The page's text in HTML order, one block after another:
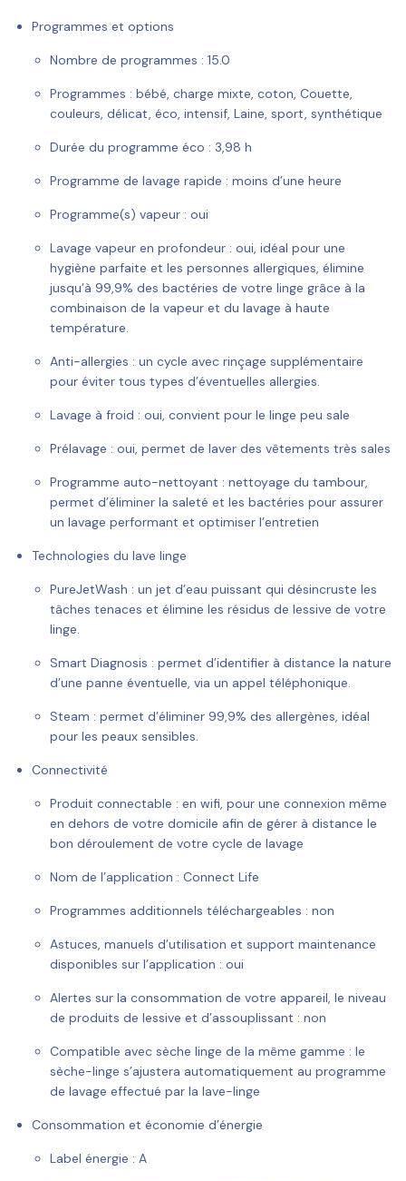
Programmes et options
Nombre de programmes : 15.0
Programmes : bébé, charge mixte, coton, Couette,
couleurs, délicat, éco, intensif, Laine, sport, synthétique
Durée du programme éco : 3,98 h
Programme de lavage rapide : moins d’une heure
Programme(s) vapeur : oui
Lavage vapeur en profondeur : oui, idéal pour une
hygiène parfaite et les personnes allergiques, élimine
jusqu’à 99,9% des bactéries de votre linge grâce à la
combinaison de la vapeur et du lavage à haute
température.
Anti-allergies : un cycle avec rinçage supplémentaire
pour éviter tous types d’éventuelles allergies.
Lavage à froid : oui, convient pour le linge peu sale
Prélavage : oui, permet de laver des vêtements très sales
Programme auto-nettoyant : nettoyage du tambour,
permet d’éliminer la saleté et les bactéries pour assurer
un lavage performant et optimiser l’entretien
Technologies du lave linge
PureJetWash : un jet d’eau puissant qui désincruste les
tâches tenaces et élimine les résidus de lessive de votre
linge.
Smart Diagnosis : permet d’identifier à distance la nature
d’une panne éventuelle, via un appel téléphonique.
Steam : permet d’éliminer 99,9% des allergènes, idéal
pour les peaux sensibles.
Connectivité
Produit connectable : en wifi, pour une connexion même
en dehors de votre domicile afin de gérer à distance le
bon déroulement de votre cycle de lavage
Nom de l’application : Connect Life
Programmes additionnels téléchargeables : non
Astuces, manuels d’utilisation et support maintenance
disponibles sur l’application : oui
Alertes sur la consommation de votre appareil, le niveau
de produits de lessive et d’assouplissant : non
Compatible avec sèche linge de la même gamme : le
sèche-linge s’ajustera automatiquement au programme
de lavage effectué par la lave-linge
Consommation et économie d’énergie
Label énergie : A